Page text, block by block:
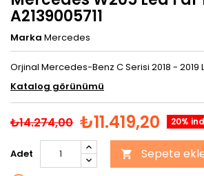
A2139005711
Marka Mercedes
Orjinal Mercedes-Benz C Serisi 2018 - 2019
Katalog görünümü
₺14.274,00 ₺11.419,20 20%
Adet  Sepete